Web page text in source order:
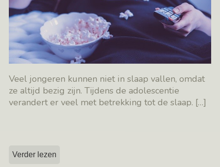
Veel jongeren kunnen niet in slaap vallen, omdat
ze altijd bezig zijn. Tijdens de adolescentie
verandert er veel met betrekking tot de slaap. […]
Verder lezen